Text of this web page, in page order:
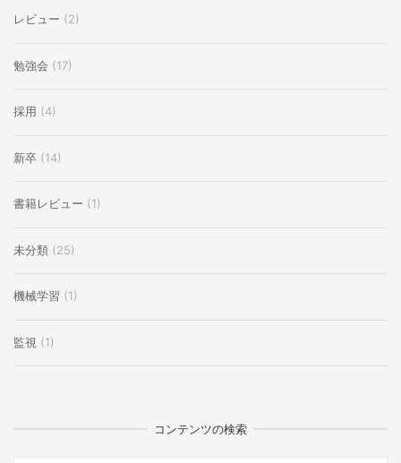
レビュー (2)
勉強会 (17)
採用 (4)
新卒 (14)
書籍レビュー (1)
未分類 (25)
機械学習 (1)
監視 (1)
コンテンツの検索